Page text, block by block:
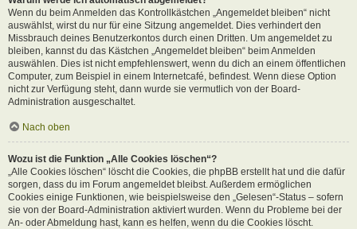
Wenn du beim Anmelden das Kontrollkästchen „Angemeldet bleiben“ nicht
auswählst, wirst du nur für eine Sitzung angemeldet. Dies verhindert den
Missbrauch deines Benutzerkontos durch einen Dritten. Um angemeldet zu
bleiben, kannst du das Kästchen „Angemeldet bleiben“ beim Anmelden
auswählen. Dies ist nicht empfehlenswert, wenn du dich an einem öffentlichen
Computer, zum Beispiel in einem Internetcafé, befindest. Wenn diese Option
nicht zur Verfügung steht, dann wurde sie vermutlich von der Board-
Administration ausgeschaltet.
Nach oben
Wozu ist die Funktion „Alle Cookies löschen“?
„Alle Cookies löschen“ löscht die Cookies, die phpBB erstellt hat und die dafür
sorgen, dass du im Forum angemeldet bleibst. Außerdem ermöglichen
Cookies einige Funktionen, wie beispielsweise den „Gelesen“-Status – sofern
sie von der Board-Administration aktiviert wurden. Wenn du Probleme bei der
An- oder Abmeldung hast, kann es helfen, wenn du die Cookies löscht.